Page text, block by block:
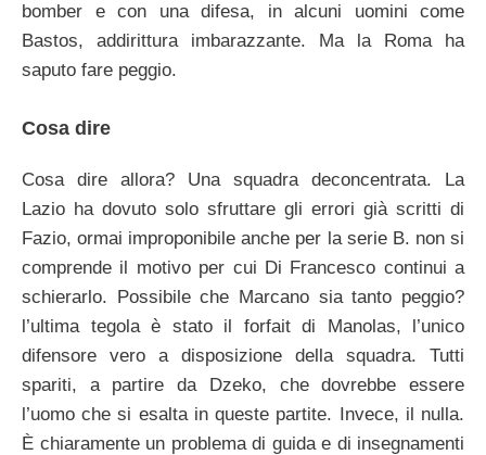
bomber e con una difesa, in alcuni uomini come
Bastos, addirittura imbarazzante. Ma la Roma ha
saputo fare peggio.
Cosa dire
Cosa dire allora? Una squadra deconcentrata. La
Lazio ha dovuto solo sfruttare gli errori già scritti di
Fazio, ormai improponibile anche per la serie B. non si
comprende il motivo per cui Di Francesco continui a
schierarlo. Possibile che Marcano sia tanto peggio?
l’ultima tegola è stato il forfait di Manolas, l’unico
difensore vero a disposizione della squadra. Tutti
spariti, a partire da Dzeko, che dovrebbe essere
l’uomo che si esalta in queste partite. Invece, il nulla.
È chiaramente un problema di guida e di insegnamenti